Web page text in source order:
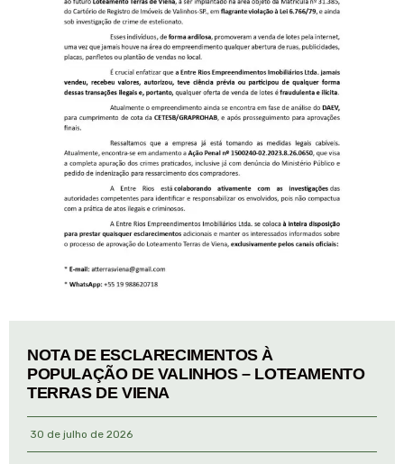
NOTA DE ESCLARECIMENTOS À
POPULAÇÃO DE VALINHOS – LOTEAMENTO
TERRAS DE VIENA
30 de julho de 2026